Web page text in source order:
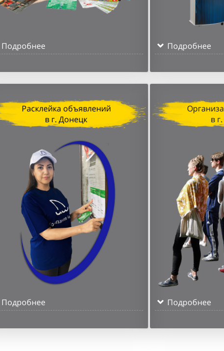
Подробнее Подробнее
Расклейка объявлений
в г. Донецк
Подробнее
в
Подробнее